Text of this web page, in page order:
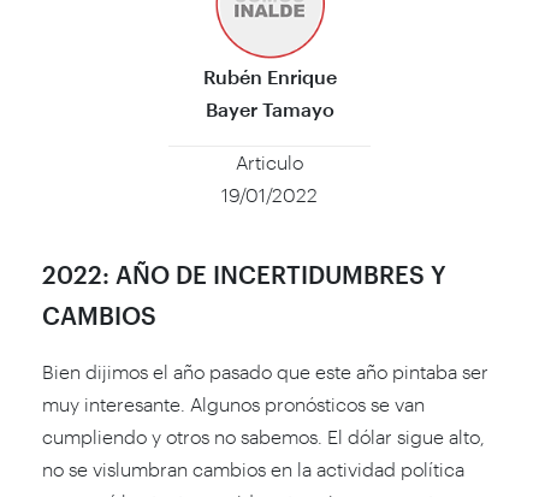
Rubén Enrique
Bayer Tamayo
Articulo
19/01/2022
2022: AÑO DE INCERTIDUMBRES Y
CAMBIOS
Bien dijimos el año pasado que este año pintaba ser
muy interesante. Algunos pronósticos se van
cumpliendo y otros no sabemos. El dólar sigue alto,
no se vislumbran cambios en la actividad política